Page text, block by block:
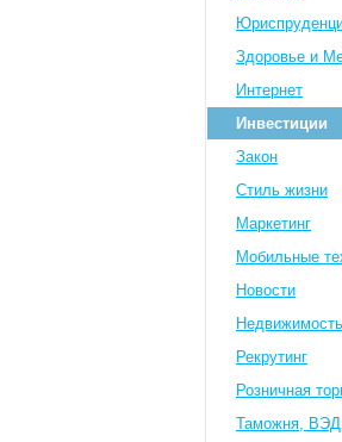
Здоровье и
Интернет
Инвестиции
Закон
Стиль жизни
Маркетинг
Мобильные
Новости
Недвижимость
Рекрутинг
Розничная
Таможня,